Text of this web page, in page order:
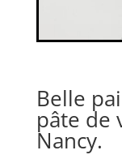
Belle
pâte de
Nancy.